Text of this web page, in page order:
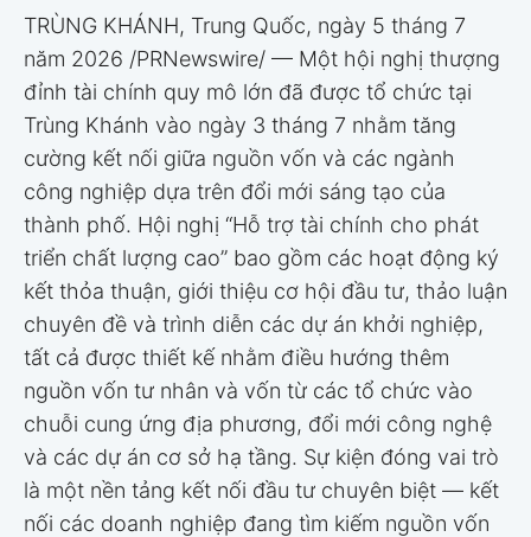
TRÙNG KHÁNH, Trung Quốc, ngày 5 tháng 7
năm 2026 /PRNewswire/ — Một hội nghị thượng
đỉnh tài chính quy mô lớn đã được tổ chức tại
Trùng Khánh vào ngày 3 tháng 7 nhằm tăng
cường kết nối giữa nguồn vốn và các ngành
công nghiệp dựa trên đổi mới sáng tạo của
thành phố. Hội nghị “Hỗ trợ tài chính cho phát
triển chất lượng cao” bao gồm các hoạt động ký
kết thỏa thuận, giới thiệu cơ hội đầu tư, thảo luận
chuyên đề và trình diễn các dự án khởi nghiệp,
tất cả được thiết kế nhằm điều hướng thêm
nguồn vốn tư nhân và vốn từ các tổ chức vào
chuỗi cung ứng địa phương, đổi mới công nghệ
và các dự án cơ sở hạ tầng. Sự kiện đóng vai trò
là một nền tảng kết nối đầu tư chuyên biệt — kết
nối các doanh nghiệp đang tìm kiếm nguồn vốn